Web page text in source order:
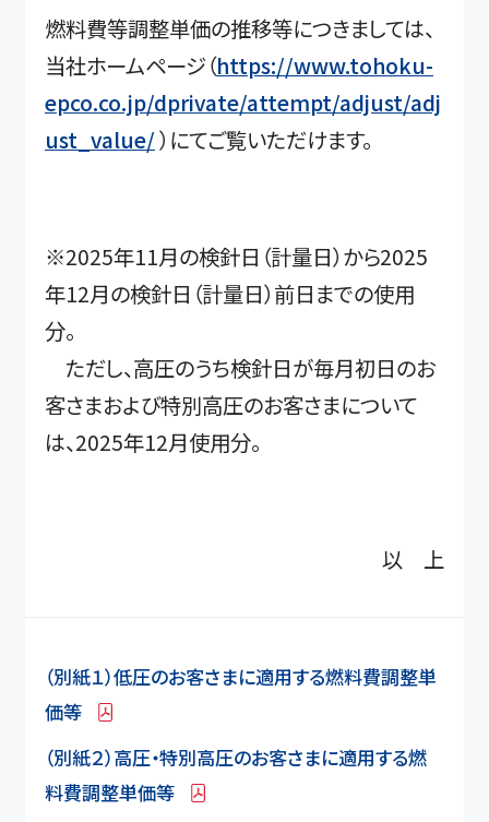
燃料費等調整単価の推移等につきましては、
当社ホームページ（https://www.tohoku-
epco.co.jp/dprivate/attempt/adjust/adj
ust_value/）にてご覧いただけます。
※2025年11月の検針日（計量日）から2025
年12月の検針日（計量日）前日までの使用
分。
ただし、高圧のうち検針日が毎月初日のお
客さまおよび特別高圧のお客さまについて
は、2025年12月使用分。
以 上
（別紙１）低圧のお客さまに適用する燃料費調整単
価等
（別紙２）高圧・特別高圧のお客さまに適用する燃
料費調整単価等